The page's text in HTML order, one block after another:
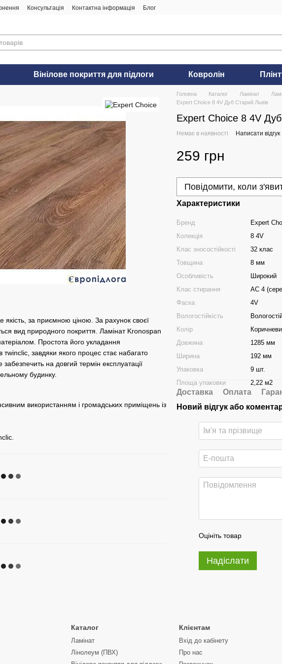
Консультація Контактна інформація Блог
Вінілове покриття для підлоги Ковролін
якість, за приємною ціною. За рахунок своєї
вид природного покриття. Ламінат Kronospan
Простота його укладання
завдяки якого процес стає набагато
на довгий термін експлуатації
будинку.
використанням і громадських приміщень із
Головна Каталог Ламінат
Expert Choice 8 4V Дуб Старий Львів
Expert Choice 8 4V
Немає в наявності Написати відгук
259 грн
Повідомити, коли
Характеристики
Бренд
Expert
Колекція
8 4V
Клас зносостійкості
32 клас
Товщина
8 мм
Особливість
Широкий
Клас стирання
АС 4
Фаска
4V
Вологостійкість
Колір
Довжина
1285 мм
Ширина
192 мм
Упаковка
9 шт.
Площа упаковки
2,22 м2
Доставка Оплата
Новий відгук або
Оцініть товар
Надіслати
Каталог
Ламінат
Лінолеум (ПВХ)
Клієнтам
Вхід до кабінету
Про нас